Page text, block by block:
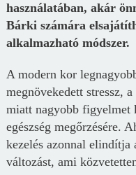
használatában, akár
Bárki számára
alkalmazható módszer.
A modern kor
megnövekedett stressz,
miatt nagyobb
egészség megőrzésére.
kezelés azonnal elindítja
változást, ami